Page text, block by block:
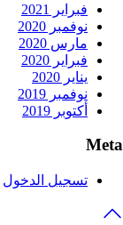
فبراير 2021
نوفمبر 2020
مارس 2020
فبراير 2020
يناير 2020
نوفمبر 2019
أكتوبر 2019
Meta
تسجيل الدخول